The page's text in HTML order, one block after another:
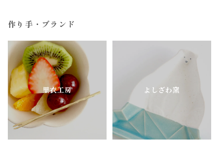
陶房はせがわ
ニシクミ
樋口萌
古谷製陶所
真鍮・アルミ
どうぶつのうつわ
お花のうつわ
作り手・ブランド
里衣工房 よしざわ窯